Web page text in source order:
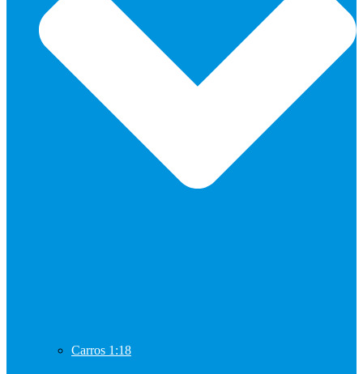
Carros 1:18